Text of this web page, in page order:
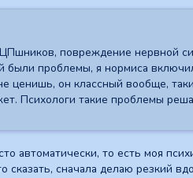
повреждение нервной
были проблемы, я нормиса
ценишь, он классный вообще,
Психологи такие проблемы
автоматически, то есть моя
сказать, сначала делаю резкий